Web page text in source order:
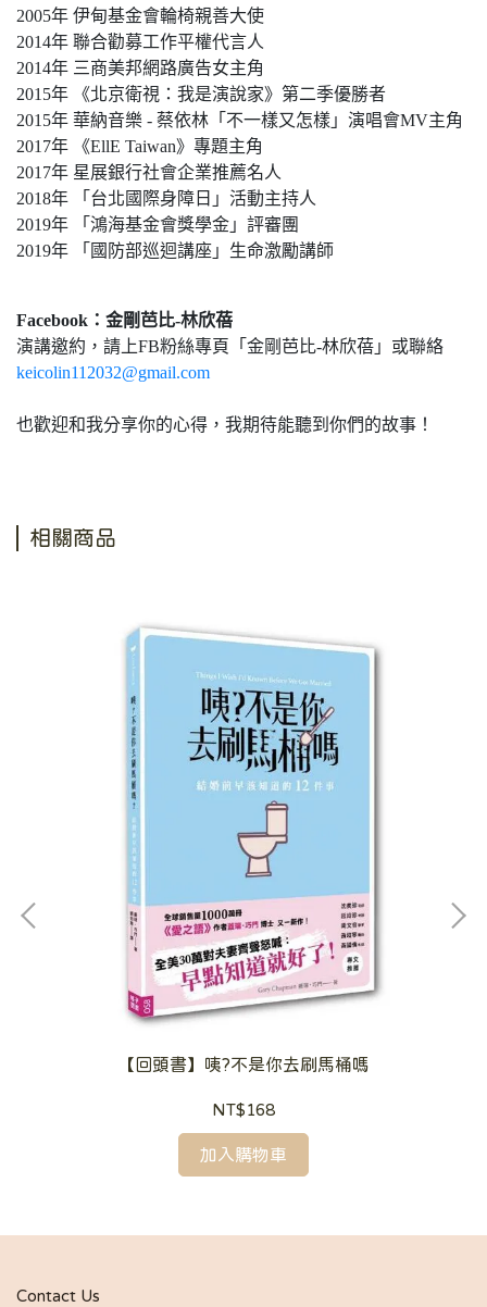
2005年 伊甸基金會輪椅親善大使
2014年 聯合勸募工作平權代言人
2014年 三商美邦網路廣告女主角
2015年 《北京衛視：我是演說家》第二季優勝者
2015年 華納音樂 - 蔡依林「不一樣又怎樣」演唱會MV主角
2017年 《EllE Taiwan》專題主角
2017年 星展銀行社會企業推薦名人
2018年 「台北國際身障日」活動主持人
2019年 「鴻海基金會獎學金」評審團
2019年 「國防部巡迴講座」生命激勵講師
Facebook：金剛芭比-林欣蓓
演講邀約，請上FB粉絲專頁「金剛芭比-林欣蓓」或聯絡
keicolin112032@gmail.com
也歡迎和我分享你的心得，我期待能聽到你們的故事！
相關商品
【回頭書】咦?不是你去刷馬桶嗎
NT$168
加入購物車
Contact Us